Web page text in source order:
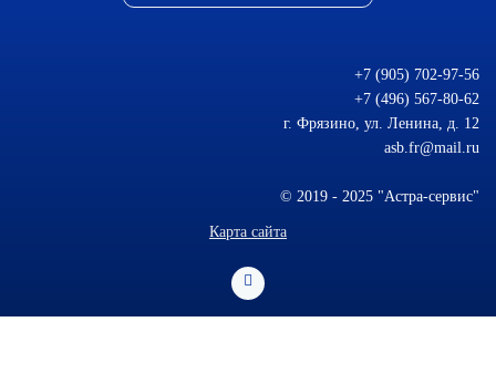
+7 (905) 702-97-56
+7 (496) 567-80-62
г. Фрязино, ул. Ленина, д. 12
asb.fr@mail.ru
© 2019 - 2025 "Астра-сервис"
Карта сайта